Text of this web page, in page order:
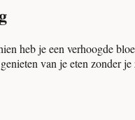
heb je een verhoogde
van je eten zonder je